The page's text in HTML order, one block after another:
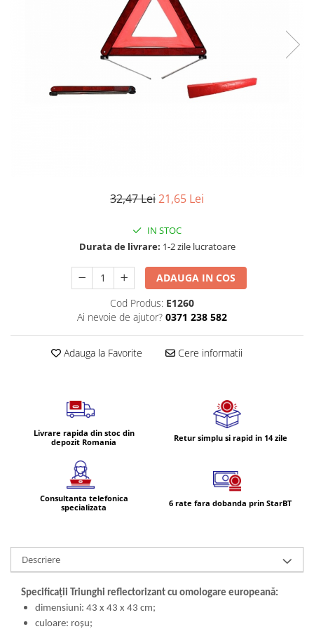
Mercedes Actros MP2
Scania R S G P Next Generation
Volvo Aero
Volvo FH 2 Euro 4
Volvo Model FM
Lumini, Becuri, Proiectoare
Accesorii iluminare LED camioane
Bare LED (LED Bar) off-road, auto
Becuri auto
Becuri Led Auto
Becuri Xenon Auto
Faruri Camioane, Utilaje &
Tractoare
32,47 Lei21,65 Lei
IN STOC
Durata de livrare: 1-2 zile lucratoare
ADAUGA IN COS
Cod Produs: E1260
Ai nevoie de ajutor? 0371 238 582
Adauga la Favorite Cere informatii
Livrare rapida din stoc din
depozit Romania
Retur simplu si rapid in 14 zile
Consultanta telefonica
specializata
6 rate fara dobanda prin StarBT
Descriere
Specificații Triunghi reflectorizant cu omologare europeană:
dimensiuni: 43 x 43 x 43 cm;
culoare: roșu;